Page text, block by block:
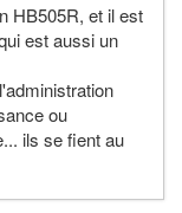
HB505R, et il est
est aussi un
ou
ils se fient au